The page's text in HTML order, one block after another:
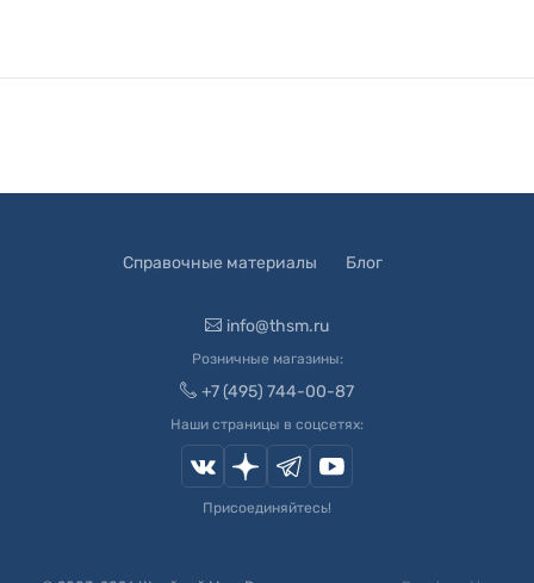
Справочные материалы Блог
info@thsm.ru
Розничные магазины:
+7 (495) 744-00-87
Наши страницы в соцсетях:
Присоединяйтесь!